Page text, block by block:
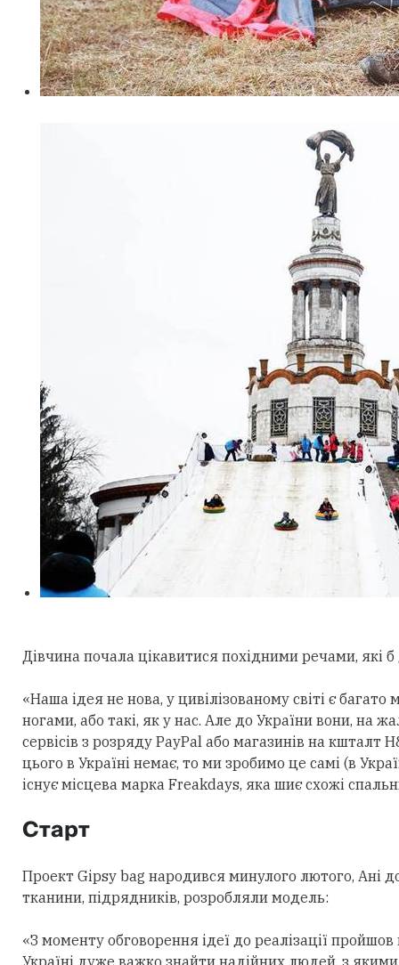
Дівчина почала цікавитися похідними речами, які
«Наша ідея не нова, у цивілізованому світі є
ногами, або такі, як у нас. Але до України вони, на
сервісів з розряду PayPal або магазинів на
цього в Україні немає, то ми зробимо це самі (в
існує місцева марка Freakdays, яка шиє схожі
Старт
Проект Gipsy bag народився минулого лютого, Ані
тканини, підрядників, розробляли модель:
«З моменту обговорення ідеї до реалізації